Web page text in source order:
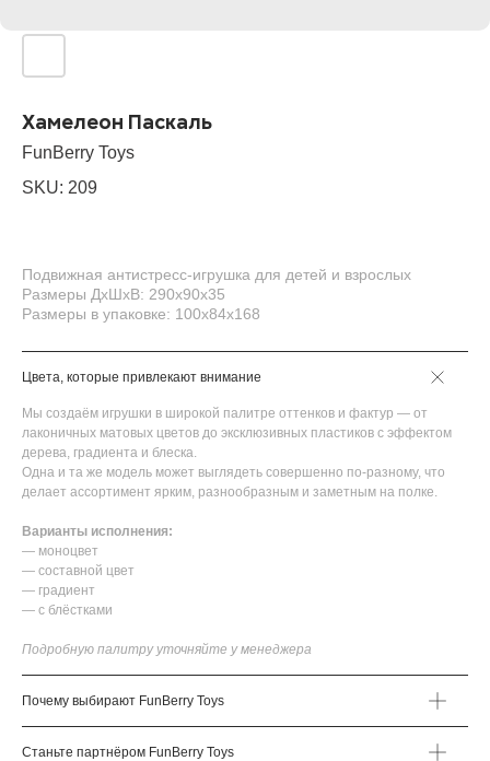
Хамелеон Паскаль
FunBerry Toys
SKU: 209
Подвижная антистресс-игрушка для детей и взрослых
Размеры ДхШхВ: 290х90х35
Размеры в упаковке: 100х84х168
Цвета, которые привлекают внимание
Мы создаём игрушки в широкой палитре оттенков и фактур — от
лаконичных матовых цветов до эксклюзивных пластиков с эффектом
дерева, градиента и блеска.
Одна и та же модель может выглядеть совершенно по-разному, что
делает ассортимент ярким, разнообразным и заметным на полке.
Варианты исполнения:
— моноцвет
— составной цвет
— градиент
— с блёстками
Подробную палитру уточняйте у менеджера
Почему выбирают FunBerry Toys
Станьте партнёром FunBerry Toys